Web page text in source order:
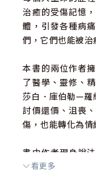
治癒的受傷記憶
體，引發各種病
們，它們也能被治
本書的兩位作者
了醫學、靈修、
莎白．庫伯勒—羅
討價還價、沮喪
傷，也能轉化為情
書中作者現身說
與感受都是健康
看更多